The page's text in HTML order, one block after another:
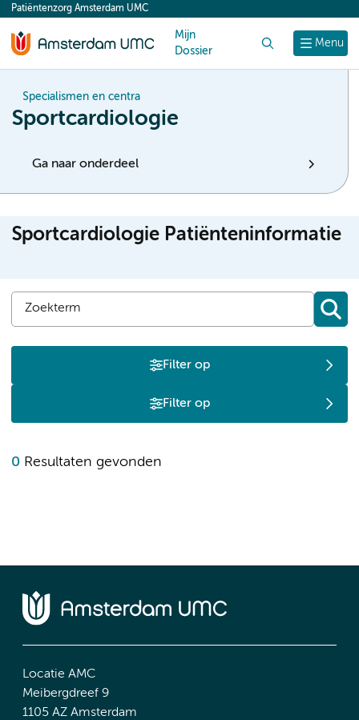
content
Menu
Patiëntenzorg Amsterdam UMC
Mijn
Dossier
Specialismen en centra
Sportcardiologie
Ga naar onderdeel
Sportcardiologie Patiënteninformatie
Filter op
Filter op
0 Resultaten gevonden
Locatie AMC
Meibergdreef 9
1105 AZ Amsterdam